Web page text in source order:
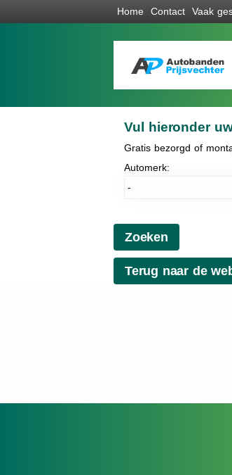
Home Contact Vaak
Vul hieronder
Gratis bezorgd of
Automerk:
Terug naar de